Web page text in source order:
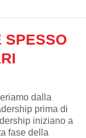
SPESSO
dalla
prima di
iniziano a
fase della